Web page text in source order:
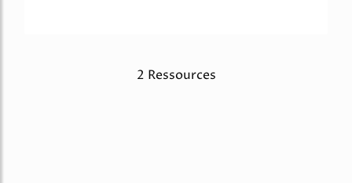
2 Ressources